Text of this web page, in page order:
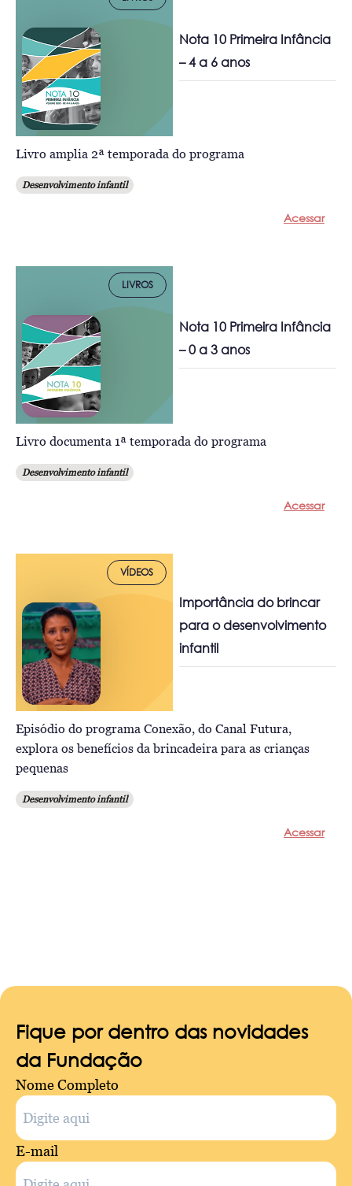
Nota 10 Primeira Infância
– 4 a 6 anos
Livro amplia 2ª temporada do programa
Desenvolvimento infantil
Acessar
LIVROS
Nota 10 Primeira Infância
– 0 a 3 anos
Livro documenta 1ª temporada do programa
Desenvolvimento infantil
Acessar
VÍDEOS
Importância do brincar
para o desenvolvimento
infantil
Episódio do programa Conexão, do Canal Futura,
explora os benefícios da brincadeira para as crianças
pequenas
Desenvolvimento infantil
Acessar
Fique por dentro das novidades
da Fundação
Nome Completo
E-mail